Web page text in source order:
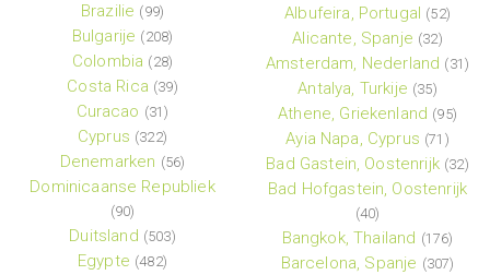
Brazilie (99)
Bulgarije (208)
Colombia (28)
Costa Rica (39)
Curacao (31)
Cyprus (322)
Denemarken (56)
Dominicaanse Republiek
(90)
Duitsland (503)
Egypte (482)
Albufeira, Portugal (52)
Alicante, Spanje (32)
Amsterdam, Nederland (31)
Antalya, Turkije (35)
Athene, Griekenland (95)
Ayia Napa, Cyprus (71)
Bad Gastein, Oostenrijk (32)
Bad Hofgastein, Oostenrijk
(40)
Bangkok, Thailand (176)
Barcelona, Spanje (307)